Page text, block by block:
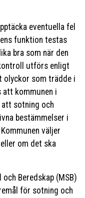
eventuella fel
funktion testas
bra som när den
utförs enligt
olyckor som trädde i
att kommunen i
sotning och
bestämmelser i
väljer
om det ska
Beredskap (MSB)
för sotning och